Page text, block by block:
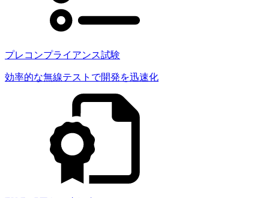
プレコンプライアンス試験
効率的な無線テストで開発を迅速化